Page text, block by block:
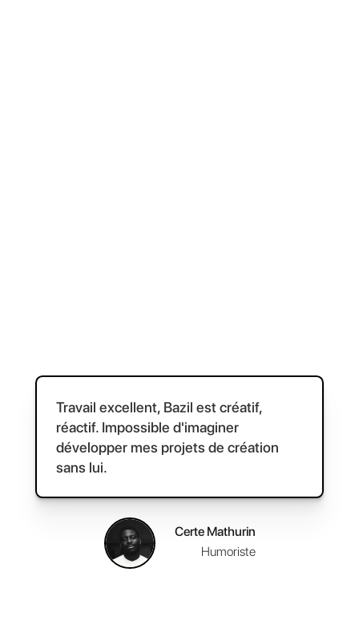
Travail excellent, Bazil est créatif,
réactif. Impossible d'imaginer
développer mes projets de création
sans lui.
Certe Mathurin
Humoriste